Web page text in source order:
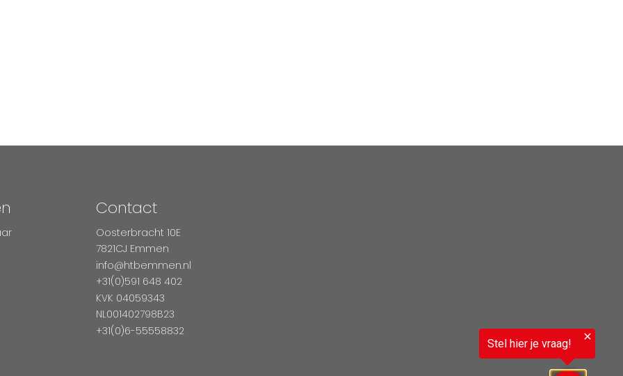
Contact
Oosterbracht 10E
7821CJ Emmen
info@htbemmen.nl
+31(0)591 648 402
KVK 04059343
NL001402798B23
+31(0)6-55558832